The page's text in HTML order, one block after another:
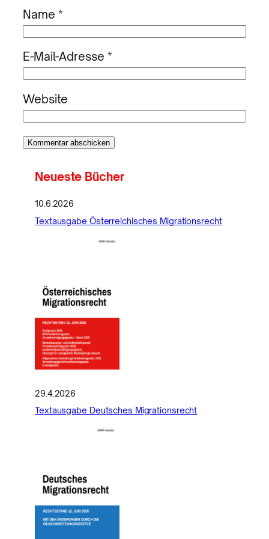
Name *
E-Mail-Adresse *
Website
Neueste Bücher
10.6.2026
Textausgabe Österreichisches Migrationsrecht
29.4.2026
Textausgabe Deutsches Migrationsrecht